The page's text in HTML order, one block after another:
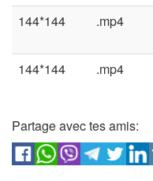
144*144
.mp4
144*144
.mp4
Partage avec tes amis: